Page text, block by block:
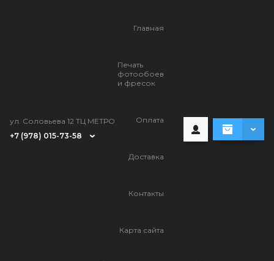
ул. Соловьева 12 ТЦ МЕТРО
+7 (978) 015-73-58
Главная
Печать
фотообоев
и фресок
Оплата
Доставка
Контакты
Карта сайта